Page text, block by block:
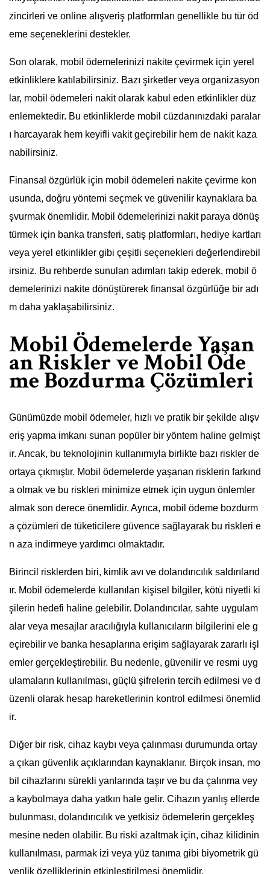
zincirleri ve online alışveriş platformları genellikle bu tür öd
eme seçeneklerini destekler.
Son olarak, mobil ödemelerinizi nakite çevirmek için yerel
etkinliklere katılabilirsiniz. Bazı şirketler veya organizasyon
lar, mobil ödemeleri nakit olarak kabul eden etkinlikler düz
enlemektedir. Bu etkinliklerde mobil cüzdanınızdaki paralar
ı harcayarak hem keyifli vakit geçirebilir hem de nakit kaza
nabilirsiniz.
Finansal özgürlük için mobil ödemeleri nakite çevirme kon
usunda, doğru yöntemi seçmek ve güvenilir kaynaklara ba
şvurmak önemlidir. Mobil ödemelerinizi nakit paraya dönüş
türmek için banka transferi, satış platformları, hediye kartları
veya yerel etkinlikler gibi çeşitli seçenekleri değerlendirebil
irsiniz. Bu rehberde sunulan adımları takip ederek, mobil ö
demelerinizi nakite dönüştürerek finansal özgürlüğe bir adı
m daha yaklaşabilirsiniz.
Mobil Ödemelerde Yaşan
an Riskler ve Mobil Öde
me Bozdurma Çözümleri
Günümüzde mobil ödemeler, hızlı ve pratik bir şekilde alışv
eriş yapma imkanı sunan popüler bir yöntem haline gelmişt
ir. Ancak, bu teknolojinin kullanımıyla birlikte bazı riskler de
ortaya çıkmıştır. Mobil ödemelerde yaşanan risklerin farkınd
a olmak ve bu riskleri minimize etmek için uygun önlemler
almak son derece önemlidir. Ayrıca, mobil ödeme bozdurm
a çözümleri de tüketicilere güvence sağlayarak bu riskleri e
n aza indirmeye yardımcı olmaktadır.
Birincil risklerden biri, kimlik avı ve dolandırıcılık saldırılarıd
ır. Mobil ödemelerde kullanılan kişisel bilgiler, kötü niyetli ki
şilerin hedefi haline gelebilir. Dolandırıcılar, sahte uygulam
alar veya mesajlar aracılığıyla kullanıcıların bilgilerini ele g
eçirebilir ve banka hesaplarına erişim sağlayarak zararlı işl
emler gerçekleştirebilir. Bu nedenle, güvenilir ve resmi uyg
ulamaların kullanılması, güçlü şifrelerin tercih edilmesi ve d
üzenli olarak hesap hareketlerinin kontrol edilmesi önemlid
ir.
Diğer bir risk, cihaz kaybı veya çalınması durumunda ortay
a çıkan güvenlik açıklarından kaynaklanır. Birçok insan, mo
bil cihazlarını sürekli yanlarında taşır ve bu da çalınma vey
a kaybolmaya daha yatkın hale gelir. Cihazın yanlış ellerde
bulunması, dolandırıcılık ve yetkisiz ödemelerin gerçekleş
mesine neden olabilir. Bu riski azaltmak için, cihaz kilidinin
kullanılması, parmak izi veya yüz tanıma gibi biyometrik gü
venlik özelliklerinin etkinleştirilmesi önemlidir.